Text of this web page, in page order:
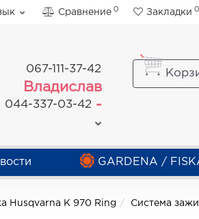
Сравнение 0 Закладки 0
067-111-37-42
Владислав
044-337-03-42 -
GARDENA /
Husqvarna K 970 Ring Система